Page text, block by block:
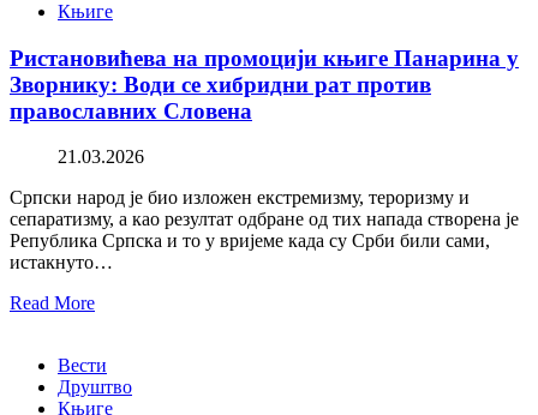
Књиге
Ристановићева на промоцији књиге Панарина у
Зворнику: Води се хибридни рат против
православних Словена
21.03.2026
Српски народ је био изложен екстремизму, тероризму и
сепаратизму, а као резултат одбране од тих напада створена је
Република Српска и то у вријеме када су Срби били сами,
истакнуто…
Read More
Вести
Друштво
Књиге